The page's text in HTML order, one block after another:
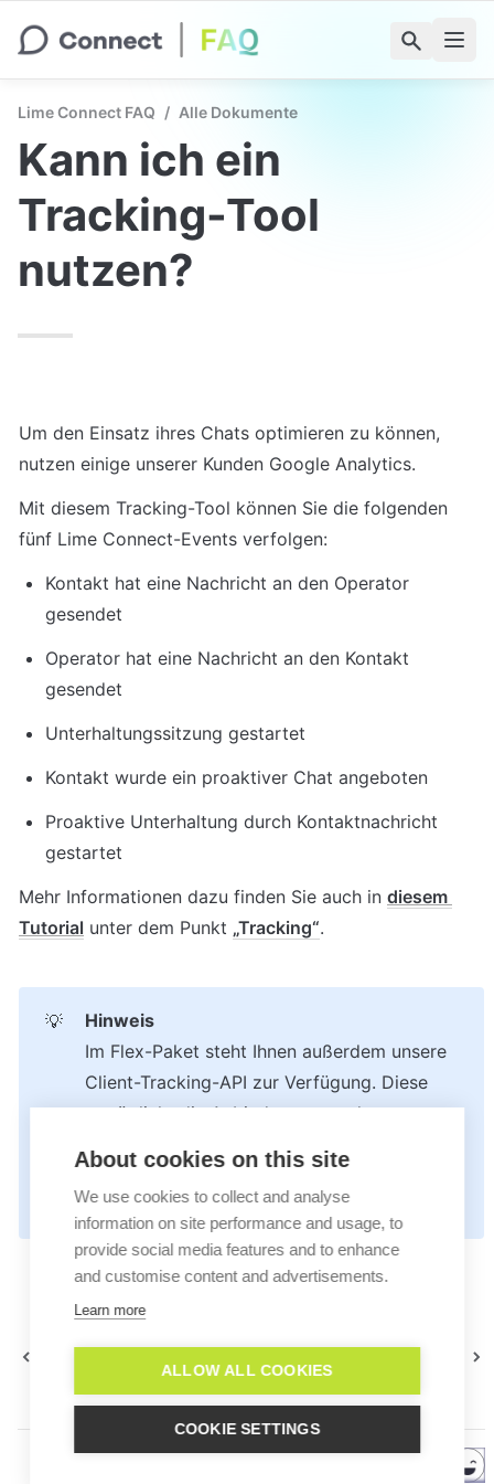
Lime Connect FAQ / Alle Dokumente
Kann ich ein
Tracking-Tool
nutzen?
Um den Einsatz ihres Chats optimieren zu können,
nutzen einige unserer Kunden Google Analytics.
Mit diesem Tracking-Tool können Sie die folgenden
fünf Lime Connect-Events verfolgen:
Kontakt hat eine Nachricht an den Operator
gesendet
Operator hat eine Nachricht an den Kontakt
gesendet
Unterhaltungssitzung gestartet
Kontakt wurde ein proaktiver Chat angeboten
Proaktive Unterhaltung durch Kontaktnachricht
gestartet
Mehr Informationen dazu finden Sie auch in diesem
Tutorial unter dem Punkt „Tracking“.
💡
Im Flex-Paket steht Ihnen außerdem unsere
Client-Tracking-API zur Verfügung. Diese
ermöglicht die Anbindung an andere
dazu finden Sie im entsprechenden
Bietet Lime Connect eine
Javascript API an?
Wie öffne ich die
Browserkonsole?
About cookies on this site
We use cookies to collect and analyse
information on site performance and usage, to
provide social media features and to enhance
and customise content and advertisements.
Learn more
ALLOW ALL COOKIES
COOKIE SETTINGS